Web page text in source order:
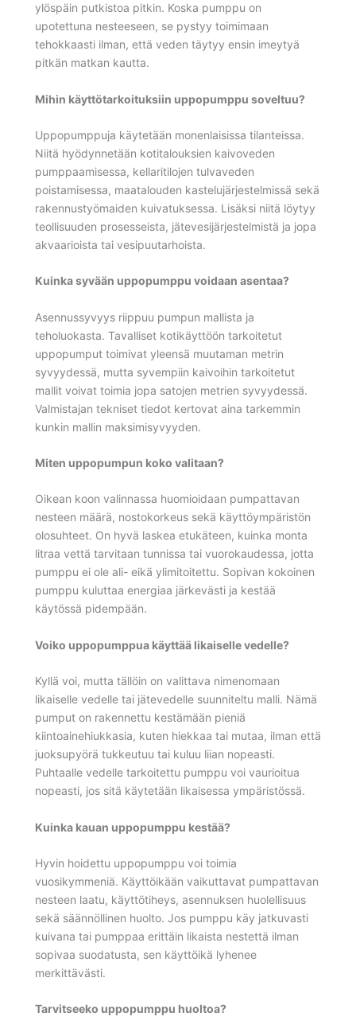
ylöspäin putkistoa pitkin. Koska pumppu on
upotettuna nesteeseen, se pystyy toimimaan
tehokkaasti ilman, että veden täytyy ensin imeytyä
pitkän matkan kautta.
Mihin käyttötarkoituksiin uppopumppu soveltuu?
Uppopumppuja käytetään monenlaisissa tilanteissa.
Niitä hyödynnetään kotitalouksien kaivoveden
pumppaamisessa, kellaritilojen tulvaveden
poistamisessa, maatalouden kastelujärjestelmissä sekä
rakennustyömaiden kuivatuksessa. Lisäksi niitä löytyy
teollisuuden prosesseista, jätevesijärjestelmistä ja jopa
akvaarioista tai vesipuutarhoista.
Kuinka syvään uppopumppu voidaan asentaa?
Asennussyvyys riippuu pumpun mallista ja
teholuokasta. Tavalliset kotikäyttöön tarkoitetut
uppopumput toimivat yleensä muutaman metrin
syvyydessä, mutta syvempiin kaivoihin tarkoitetut
mallit voivat toimia jopa satojen metrien syvyydessä.
Valmistajan tekniset tiedot kertovat aina tarkemmin
kunkin mallin maksimisyvyyden.
Miten uppopumpun koko valitaan?
Oikean koon valinnassa huomioidaan pumpattavan
nesteen määrä, nostokorkeus sekä käyttöympäristön
olosuhteet. On hyvä laskea etukäteen, kuinka monta
litraa vettä tarvitaan tunnissa tai vuorokaudessa, jotta
pumppu ei ole ali- eikä ylimitoitettu. Sopivan kokoinen
pumppu kuluttaa energiaa järkevästi ja kestää
käytössä pidempään.
Voiko uppopumppua käyttää likaiselle vedelle?
Kyllä voi, mutta tällöin on valittava nimenomaan
likaiselle vedelle tai jätevedelle suunniteltu malli. Nämä
pumput on rakennettu kestämään pieniä
kiintoainehiukkasia, kuten hiekkaa tai mutaa, ilman että
juoksupyörä tukkeutuu tai kuluu liian nopeasti.
Puhtaalle vedelle tarkoitettu pumppu voi vaurioitua
nopeasti, jos sitä käytetään likaisessa ympäristössä.
Kuinka kauan uppopumppu kestää?
Hyvin hoidettu uppopumppu voi toimia
vuosikymmeniä. Käyttöikään vaikuttavat pumpattavan
nesteen laatu, käyttötiheys, asennuksen huolellisuus
sekä säännöllinen huolto. Jos pumppu käy jatkuvasti
kuivana tai pumppaa erittäin likaista nestettä ilman
sopivaa suodatusta, sen käyttöikä lyhenee
merkittävästi.
Tarvitseeko uppopumppu huoltoa?